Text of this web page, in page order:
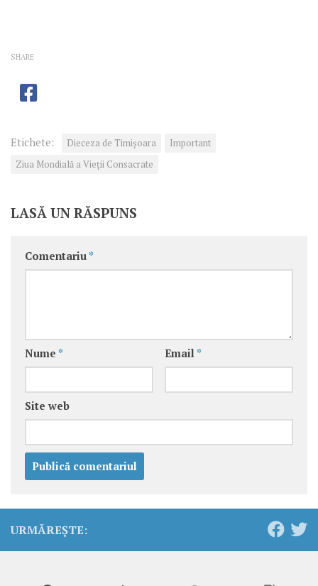
SHARE
Etichete: Dieceza de Timișoara
Important
Ziua Mondială a Vieţii Consacrate
LASĂ UN RĂSPUNS
Comentariu *
Nume * Email *
Site web
URMĂREȘTE: